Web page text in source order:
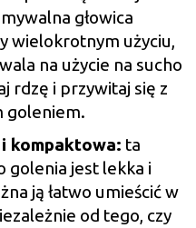
głowica
wielokrotnym użyciu,
na użycie na sucho
rdzę i przywitaj się z
goleniem.
kompaktowa: ta
golenia jest lekka i
ją łatwo umieścić w
od tego, czy